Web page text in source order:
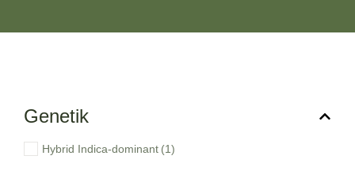
Genetik
Hybrid Indica-dominant (1)